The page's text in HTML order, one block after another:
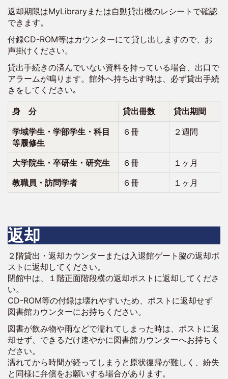
返却期限はMyLibraryまたは自動貸出機のレシートで確認
できます。
付録CD-ROM等はカウンターにて貸し出しますので、お
声掛けください。
貸出手続きの済んでいない資料を持っている場合、出口で
アラームが鳴ります。館外へ持ち出す時は、必ず貸出手続
きをしてください｡
身 分 貸出冊数
貸出期間
学域学生・学部学生・科目
等履修生
６冊 ２週間
大学院生・卒研生・研究生 ６冊
１ヶ月
教職員・訪問学者
６冊 １ヶ月
返却
２階貸出・返却カウンターまたは入退館ゲート脇の返却ポ
ストに返却してください。
閉館中は、１階正面階段横の返却ポストに返却してくださ
い。
CD-ROM等の付録は壊れやすいため、ポストに返却せず
図書館カウンターにお持ちください。
図書が飲み物や雨などで濡れてしまった時は、ポストに返
却せず、できるだけ速やかに図書館カウンターへお持ちく
ださい。
濡れてから時間が経ってしまうと原状復帰が難しく、紛失
と同様に弁償をお願いする場合があります。